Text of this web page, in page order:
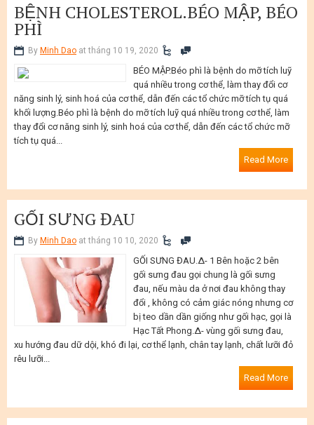
BỆNH CHOLESTEROL.BÉO MẬP, BÉO
PHÌ
By Minh Dao at tháng 10 19, 2020
BÉO MẬP.Béo phì là bệnh do mỡ tích luỹ
quá nhiều trong cơ thể, làm thay đổi cơ
năng sinh lý, sinh hoá của cơ thể, dẫn đến các tổ chức mỡ tích tụ quá
khối lượng.Béo phì là bệnh do mỡ tích luỹ quá nhiều trong cơ thể, làm
thay đổi cơ năng sinh lý, sinh hoá của cơ thể, dẫn đến các tổ chức mỡ
tích tụ quá...
Read More
GỐI SƯNG ĐAU
By Minh Dao at tháng 10 10, 2020
GỐI SƯNG ĐAU.∆- 1 Bên hoặc 2 bên
gối sưng đau gọi chung là gối sưng
đau, nếu màu da ở nơi đau không thay
đổi , không có cảm giác nóng nhưng cơ
bị teo dần dần giống như gối hạc, gọi là
Hạc Tất Phong.∆- vùng gối sưng đau,
xu hướng đau dữ dội, khó đi lại, cơ thể lạnh, chân tay lạnh, chất lưỡi đỏ
rêu lưỡi...
Read More